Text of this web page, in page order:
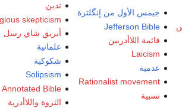
جيمس الأول من إنگلترة
Jefferson Bible
قائمة اللاأدريين
Laicism
عدمية
Rationalist movement
نسبية
تدين
skepticism
أبريق شاي رسل
علمانية
شكوكية
Solipsism
Bible
الثروة واللاأدرية